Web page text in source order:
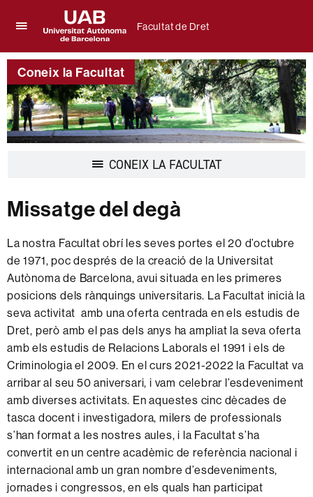
per
desplegar
el
menú
de
Facultat
de
Universitat
Autònoma
de
Barcelona
Facultat de Dret
Coneix la Facultat
CONEIX LA FACULTATDesplegar
Missatge del degà
La nostra Facultat obrí les seves portes el 20 d’octubre
de 1971, poc després de la creació de la Universitat
Autònoma de Barcelona, avui situada en les primeres
posicions dels rànquings universitaris. La Facultat inicià la
seva activitat amb una oferta centrada en els estudis de
Dret, però amb el pas dels anys ha ampliat la seva oferta
amb els estudis de Relacions Laborals el 1991 i els de
Criminologia el 2009. En el curs 2021-2022 la Facultat va
arribar al seu 50 aniversari, i vam celebrar l’esdeveniment
amb diverses activitats. En aquestes cinc dècades de
tasca docent i investigadora, milers de professionals
s’han format a les nostres aules, i la Facultat s’ha
convertit en un centre acadèmic de referència nacional i
internacional amb un gran nombre d’esdeveniments,
jornades i congressos, en els quals han participat